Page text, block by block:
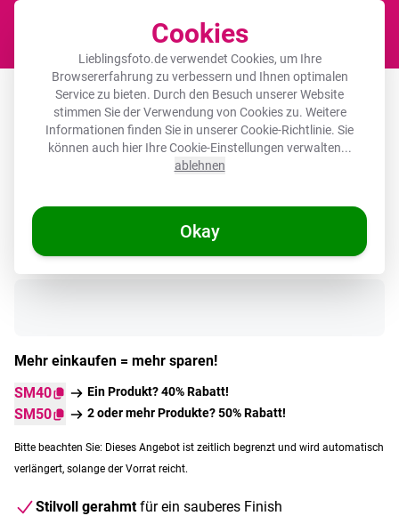
Cookies
Lieblingsfoto.de verwendet Cookies, um Ihre
Browsererfahrung zu verbessern und Ihnen optimalen
Service zu bieten. Durch den Besuch unserer Website
stimmen Sie der Verwendung von Cookies zu. Weitere
Informationen finden Sie in unsererCookie-Richtlinie. Sie
können auch hier Ihre Cookie-Einstellungen verwalten...
ablehnen
Okay
Runde Bilderrahmen - Palmen - Hügel
- Minimalistisch - Zartrosa
Auf Lager
Mehr einkaufen = mehr sparen!
SM40
Ein Produkt? 40% Rabatt!
SM50 2 oder mehr Produkte? 50% Rabatt!
Bitte beachten Sie: Dieses Angebot ist zeitlich begrenzt und wird automatisch
verlängert, solange der Vorrat reicht.
Stilvoll gerahmtfür ein sauberes Finish